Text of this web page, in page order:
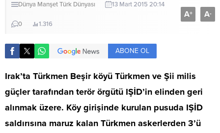
Dünya ManşetTürk Dünyası 13 Mart 2015 20:14
0 1.316
A+ A-
ABONE OL
Irak’ta Türkmen Beşir köyü Türkmen ve Şii milis
güçler tarafından terör örgütü IŞİD’in elinden geri
alınmak üzere. Köy girişinde kurulan pusuda IŞİD
saldırısına maruz kalan Türkmen askerlerden 3’ü